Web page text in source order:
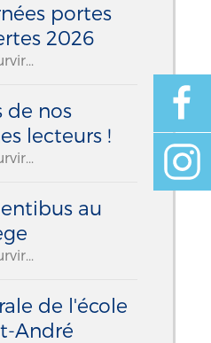
portes
2026
de nos
lecteurs !
au
de l'école
André